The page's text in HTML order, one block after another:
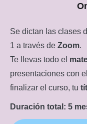
Se dictan las clases
1 a través de Zoom.
Te llevas todo el
presentaciones con
finalizar el curso, tu
Duración total: 5